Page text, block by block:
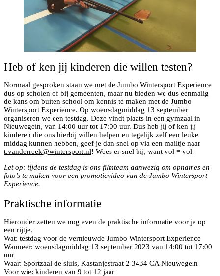
Heb of ken jij kinderen die willen testen?
Normaal gesproken staan we met de Jumbo Wintersport Experience
dus op scholen of bij gemeenten, maar nu bieden we dus eenmalig
de kans om buiten school om kennis te maken met de Jumbo
Wintersport Experience. Op woensdagmiddag 13 september
organiseren we een testdag. Deze vindt plaats in een gymzaal in
Nieuwegein, van 14:00 uur tot 17:00 uur. Dus heb jij of ken jij
kinderen die ons hierbij willen helpen en tegelijk zelf een leuke
middag kunnen hebben, geef je dan snel op via een mailtje naar
t.vanderreek@wintersport.nl! Wees er snel bij, want vol = vol.
Let op: tijdens de testdag is ons filmteam aanwezig om opnames en
foto’s te maken voor een promotievideo van de Jumbo Wintersport
Experience.
Praktische informatie
Hieronder zetten we nog even de praktische informatie voor je op
een rijtje.
Wat: testdag voor de vernieuwde Jumbo Wintersport Experience
Wanneer: woensdagmiddag 13 september 2023 van 14:00 tot 17:00
uur
Waar: Sportzaal de sluis, Kastanjestraat 2 3434 CA Nieuwegein
Voor wie: kinderen van 9 tot 12 jaar